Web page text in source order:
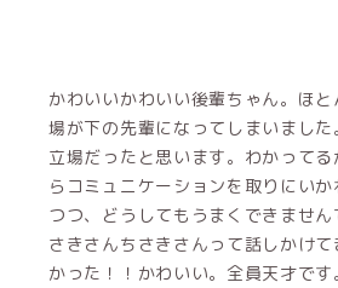
かわいいかわいい後輩ちゃん。ほ
場が下の先輩になってしまいまし
立場だったと思います。わかって
らコミュニケーションを取りにい
つつ、どうしてもうまくできませ
さきさんちさきさんって話しかけ
かった！！かわいい。全員天才で